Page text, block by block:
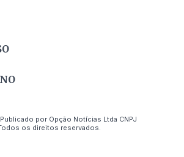
por Opção Notícias Ltda CNPJ
os direitos reservados.